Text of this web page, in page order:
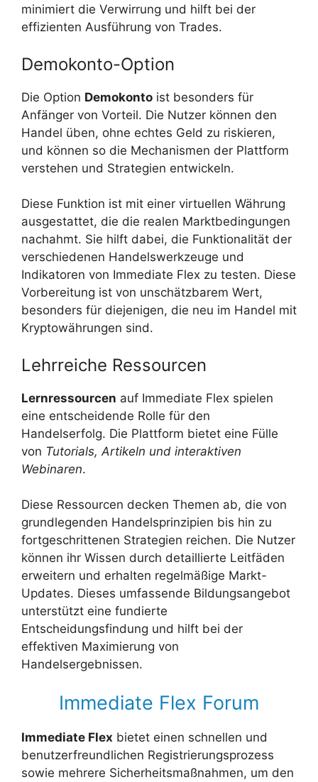
minimiert die Verwirrung und hilft bei der
effizienten Ausführung von Trades.
Demokonto-Option
Die Option Demokonto ist besonders für
Anfänger von Vorteil. Die Nutzer können den
Handel üben, ohne echtes Geld zu riskieren,
und können so die Mechanismen der Plattform
verstehen und Strategien entwickeln.
Diese Funktion ist mit einer virtuellen Währung
ausgestattet, die die realen Marktbedingungen
nachahmt. Sie hilft dabei, die Funktionalität der
verschiedenen Handelswerkzeuge und
Indikatoren von Immediate Flex zu testen. Diese
Vorbereitung ist von unschätzbarem Wert,
besonders für diejenigen, die neu im Handel mit
Kryptowährungen sind.
Lehrreiche Ressourcen
Lernressourcen auf Immediate Flex spielen
eine entscheidende Rolle für den
Handelserfolg. Die Plattform bietet eine Fülle
von Tutorials, Artikeln und interaktiven
Webinaren.
Diese Ressourcen decken Themen ab, die von
grundlegenden Handelsprinzipien bis hin zu
fortgeschrittenen Strategien reichen. Die Nutzer
können ihr Wissen durch detaillierte Leitfäden
erweitern und erhalten regelmäßige Markt-
Updates. Dieses umfassende Bildungsangebot
unterstützt eine fundierte
Entscheidungsfindung und hilft bei der
effektiven Maximierung von
Handelsergebnissen.
Immediate Flex Forum
Immediate Flex bietet einen schnellen und
benutzerfreundlichen Registrierungsprozess
sowie mehrere Sicherheitsmaßnahmen, um den